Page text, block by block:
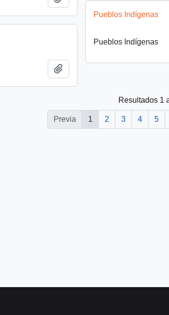
Pueblos Indígenas
Pueblos Indígenas
Resultados 1
Previa 1 2 3 4 5